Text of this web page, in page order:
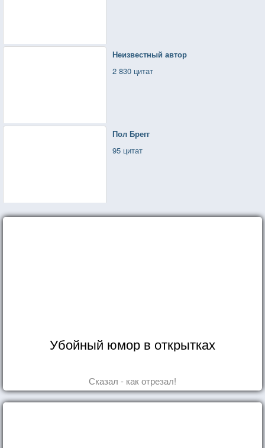
Неизвестный автор
2 830 цитат
Пол Брегг
95 цитат
Убойный юмор в открытках
Сказал - как отрезал!